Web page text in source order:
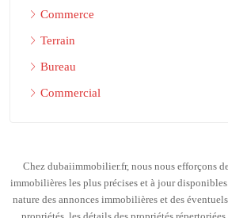
Commerce
Terrain
Bureau
Commercial
Chez dubaiimmobilier.fr, nous nous efforçons
immobilières les plus précises et à jour
nature des annonces immobilières et des
propriétés, les détails des propriétés